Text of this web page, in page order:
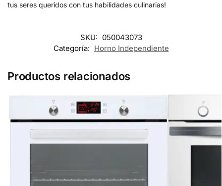
tus seres queridos con tus habilidades culinarias!
SKU: 050043073
Categoría: Horno Independiente
Productos relacionados